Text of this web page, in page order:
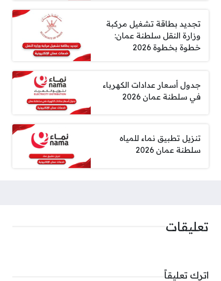
تجديد بطاقة تشغيل مركبة
وزارة النقل سلطنة عمان:
خطوة بخطوة 2026
جدول أسعار عدادات الكهرباء
في سلطنة عمان 2026
تنزيل تطبيق نماء للمياه
سلطنة عمان 2026
تعليقات
اترك تعليقاً